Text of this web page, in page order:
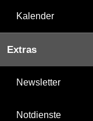
Kalender
Extras
Newsletter
Notdienste